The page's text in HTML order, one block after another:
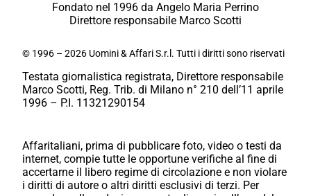
Fondato nel 1996 da Angelo Maria Perrino
Direttore responsabile Marco Scotti
© 1996 – 2026 Uomini & Affari S.r.l. Tutti i diritti sono riservati
Testata giornalistica registrata, Direttore responsabile
Marco Scotti, Reg. Trib. di Milano n° 210 dell’11 aprile
1996 – P.I. 11321290154
Affaritaliani, prima di pubblicare foto, video o testi da
internet, compie tutte le opportune verifiche al fine di
accertarne il libero regime di circolazione e non violare
i diritti di autore o altri diritti esclusivi di terzi. Per